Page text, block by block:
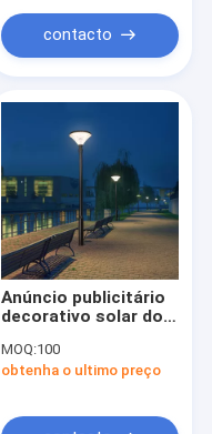
contacto
Anúncio publicitário
decorativo solar do
jardim do caminho da
área da irradiação
MOQ:100
obtenha o ultimo preço